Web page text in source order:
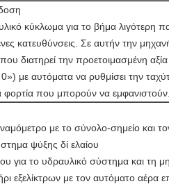
κύκλωμα για το βήμα λιγότερη
κατευθύνσεις. Σε αυτήν την
διατηρεί την προετοιμασμένη
με αυτόματα να ρυθμίσει την
που μπορούν να εμφανιστούν.
με το σύνολο-σημείο και
ψύξης δί ελαίου
για το υδραυλικό σύστημα και τη
εξελίκτρων με τον αυτόματο αέρα